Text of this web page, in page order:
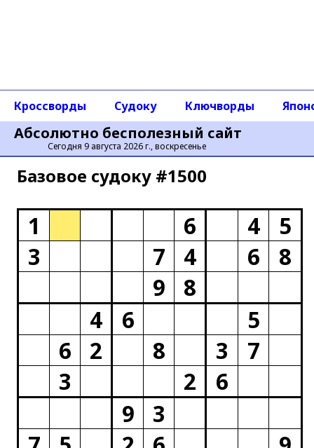
Абсолютно бесполезный сайт
Сегодня 9 августа 2026 г., воскресенье
Кроссворды Судоку Ключворды
Базовое cудоку #1500
1 6 4
5
3
7 4 6
8
9
8
4
6
5
6
2 8 3
7
3
2
6
9
3